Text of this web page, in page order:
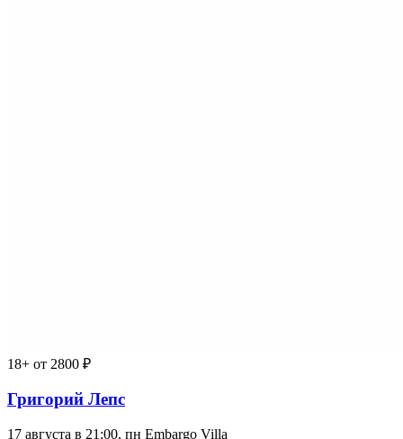
18+ от 2800 ₽
Григорий Лепс
17 августа в 21:00, пн Embargo Villa